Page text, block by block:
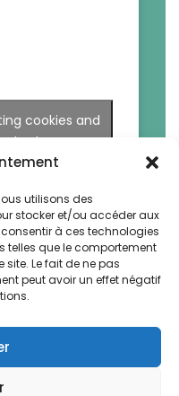
utilisons des
stocker et/ou accéder aux
à ces technologies
telles que le comportement
Le fait de ne pas
peut avoir un effet négatif
cookies and
reserved -